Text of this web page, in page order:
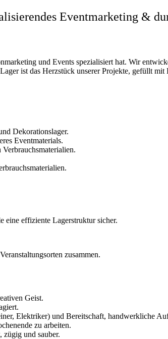
Eventmarketing &
und Events spezialisiert hat. Wir
ist das Herzstück unserer Projekte, gefüllt
Dekorationslager.
Eventmaterials.
eine effiziente Lagerstruktur sicher.
zusammen.
Geist.
Elektriker) und Bereitschaft, handwerkliche
zu arbeiten.
zügig und sauber.